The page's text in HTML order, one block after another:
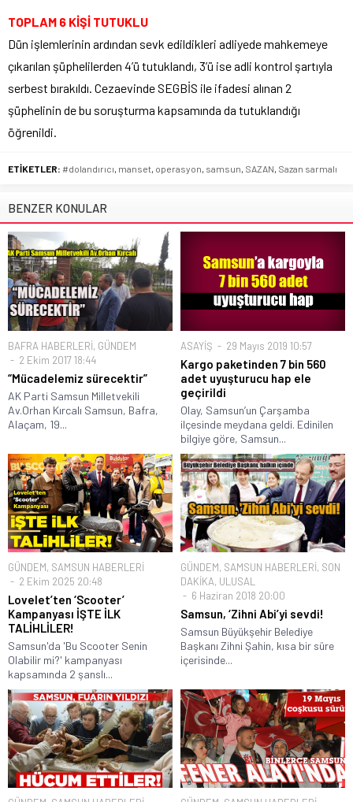
TOPLAM 6 KİŞİ TUTUKLU
Dün işlemlerinin ardından sevk edildikleri adliyede mahkemeye
çıkarılan şüphelilerden 4’ü tutuklandı, 3’ü ise adli kontrol şartıyla
serbest bırakıldı. Cezaevinde SEGBİS ile ifadesi alınan 2
şüphelinin de bu soruşturma kapsamında da tutuklandığı
öğrenildi.
ETİKETLER: #dolandırıcı, manset, operasyon, samsun, SAZAN, Sazan sarmalı
BENZER KONULAR
BAFRA HABERLERİ, GÜNDEM
2 Ekim 2017 18:44
“Mücadelemiz sürecektir”
AK Parti Samsun Milletvekili
Av.Orhan Kırcalı Samsun, Bafra,
Alaçam, 19...
ASAYİŞ 29 Mayıs 2019 10:57
Kargo paketinden 7 bin 560
adet uyuşturucu hap ele
geçirildi
Olay, Samsun’un Çarşamba
ilçesinde meydana geldi. Edinilen
bilgiye göre, Samsun...
GÜNDEM, SAMSUN HABERLERİ
2 Ekim 2025 20:48
Lovelet’ten ‘Scooter’
Kampanyası İŞTE İLK
TALİHLİLER!
Samsun'da 'Bu Scooter Senin
Olabilir mi?' kampanyası
kapsamında 2 şanslı...
GÜNDEM, SAMSUN HABERLERİ, SON
DAKİKA, ULUSAL
6 Haziran 2018 20:00
Samsun, ‘Zihni Abi’yi sevdi!
Samsun Büyükşehir Belediye
Başkanı Zihni Şahin, kısa bir süre
içerisinde...